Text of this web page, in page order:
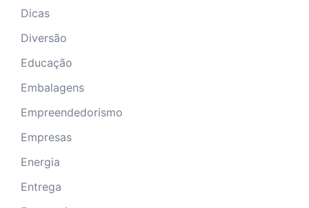
Dicas
Diversão
Educação
Embalagens
Empreendedorismo
Empresas
Energia
Entrega